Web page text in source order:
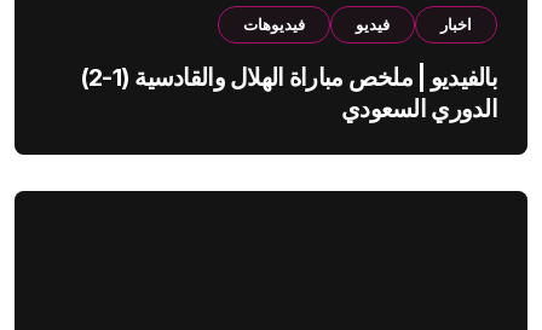
اخبار فيديو فيديوهات
بالفيديو | ملخص مباراة الهلال والقادسية (1-2)
الدوري السعودي